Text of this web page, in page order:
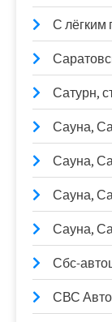
С лёгким
Сатурн,
Сауна,
Сауна,
Сауна,
Сауна,
Сбс-
СВС Авто